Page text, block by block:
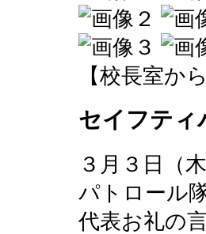
【校長室か
セイフティ
３月３日（
パトロール
代表お礼の